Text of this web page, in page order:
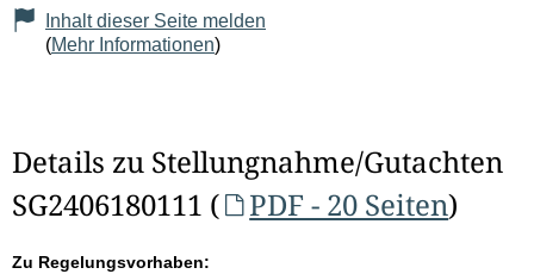
Inhalt dieser Seite melden
(Mehr Informationen)
Details zu Stellungnahme/Gutachten
SG2406180111 (
PDF - 20 Seiten)
Zu Regelungsvorhaben: